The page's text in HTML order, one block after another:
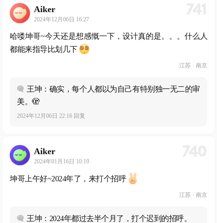
Aiker
2024年12月06日 16:27
哈喽坤哥~今天还是想感慨一下，设计真的是。。。什么人
都能来指导比划几下
江苏 · 南京
王坤：确实，每个人都以为自己有特别独一无二的审
美。🫣
2024年12月06日 22:16 回复
Aiker
2024年01月16日 10:19
坤哥上午好~2024年了，来打个招呼
江苏 · 南京
王坤：2024年都过去半个月了，打个迟到的招呼。